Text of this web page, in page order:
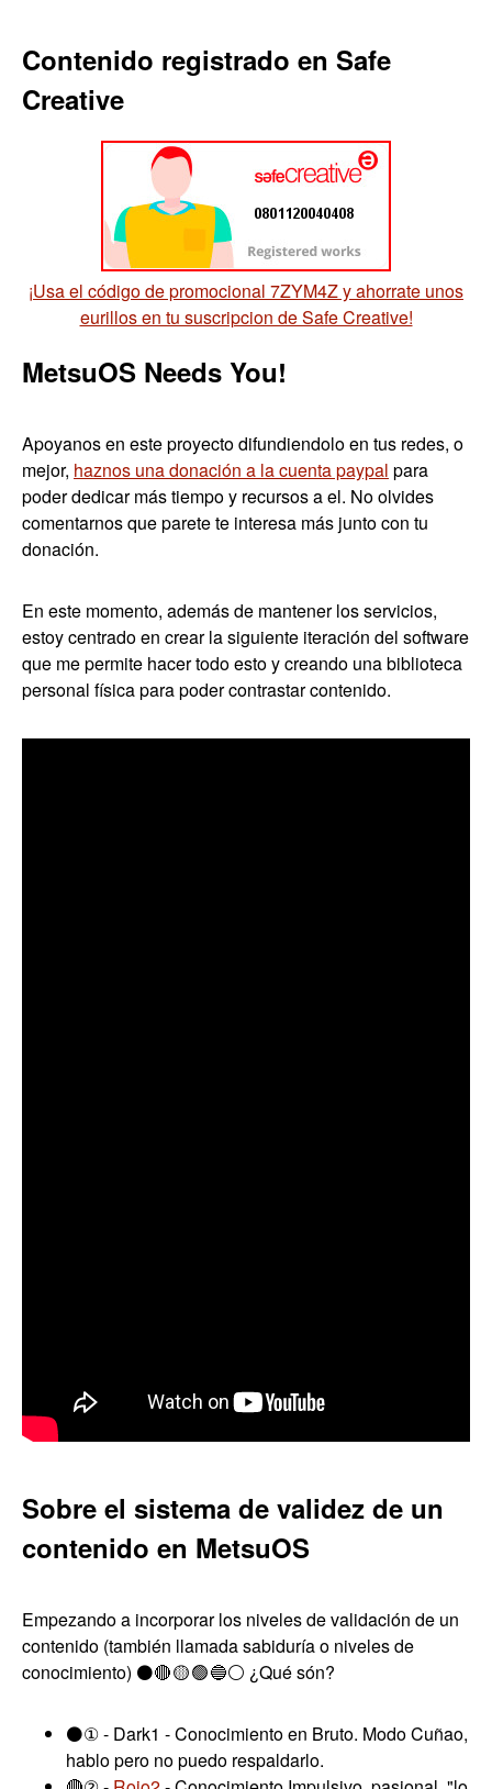
Contenido registrado en Safe
Creative
¡Usa el código de promocional 7ZYM4Z y ahorrate unos
eurillos en tu suscripcion de Safe Creative!
MetsuOS Needs You!
Apoyanos en este proyecto difundiendolo en tus redes, o
mejor, haznos una donación a la cuenta paypal para
poder dedicar más tiempo y recursos a el. No olvides
comentarnos que parete te interesa más junto con tu
donación.
En este momento, además de mantener los servicios,
estoy centrado en crear la siguiente iteración del software
que me permite hacer todo esto y creando una biblioteca
personal física para poder contrastar contenido.
Sobre el sistema de validez de un
contenido en MetsuOS
Empezando a incorporar los niveles de validación de un
contenido (también llamada sabiduría o niveles de
conocimiento) ⚫🔴 🟡 🟢 🔵⚪ ¿Qué són?
⚫① - Dark1 - Conocimiento en Bruto. Modo Cuñao,
hablo pero no puedo respaldarlo.